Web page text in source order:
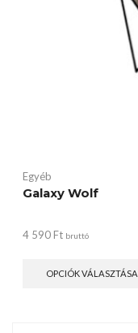
Egyéb
Galaxy Wolf
4 590 Ft bruttó
OPCIÓK VÁLASZTÁSA